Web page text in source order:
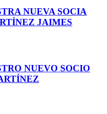
NUEVA SOCIA
JAIMES
NUEVO SOCIO